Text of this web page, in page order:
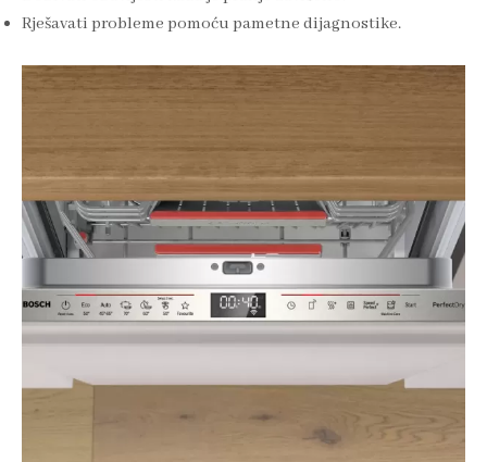
Rješavati probleme pomoću pametne dijagnostike.